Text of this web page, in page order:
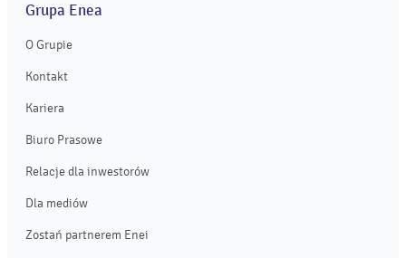
Grupa Enea
O Grupie
Kontakt
Kariera
Biuro Prasowe
Relacje dla inwestorów
Dla mediów
Zostań partnerem Enei